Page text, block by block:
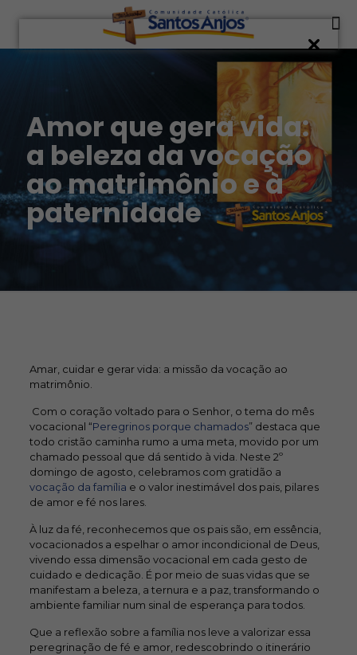
Amor que gera vida:
a beleza da vocação
ao matrimônio e à
paternidade
Amar, cuidar e gerar vida: a missão da vocação ao
matrimônio.
Com o coração voltado para o Senhor, o tema do mês
vocacional “Peregrinos porque chamados” destaca que
todo cristão caminha rumo a uma meta, movido por um
chamado pessoal que dá sentido à vida. Neste 2º
domingo de agosto, celebramos com gratidão a
vocação da família e o valor inestimável dos pais, pilares
de amor e fé nos lares.
À luz da fé, reconhecemos que os pais são, em essência,
vocacionados a espelhar o amor incondicional de Deus,
vivendo essa dimensão vocacional em cada gesto de
cuidado e dedicação. É por meio de suas vidas que se
manifestam a beleza, a ternura e a paz, transformando o
ambiente familiar num sinal de esperança para todos.
Que a reflexão sobre a família nos leve a valorizar essa
peregrinação de fé e amor, redescobrindo o itinerário